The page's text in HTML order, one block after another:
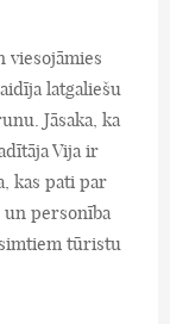
viesojāmies
latgaliešu
Jāsaka, ka
Vija ir
kas pati par
un personība
tūristu